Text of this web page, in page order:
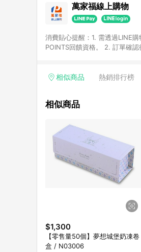
萬家福線上購物
消費貼心提醒：1. 需透過LINE
POINTS回饋資格。 2. 訂單確
留時間內聯絡客服中心，並由
相似商品 熱銷排行榜
相似商品
$1,300
【零售量50個】夢想城堡奶凍卷
盒 / N03006